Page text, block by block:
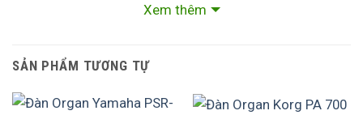
———————————————————
Nhạc Cụ Phú Thọ: 1766 ĐLHV – Nông Trang – Việt Trì –
Hotline 0929636999
Xem thêm
SẢN PHẨM TƯƠNG TỰ